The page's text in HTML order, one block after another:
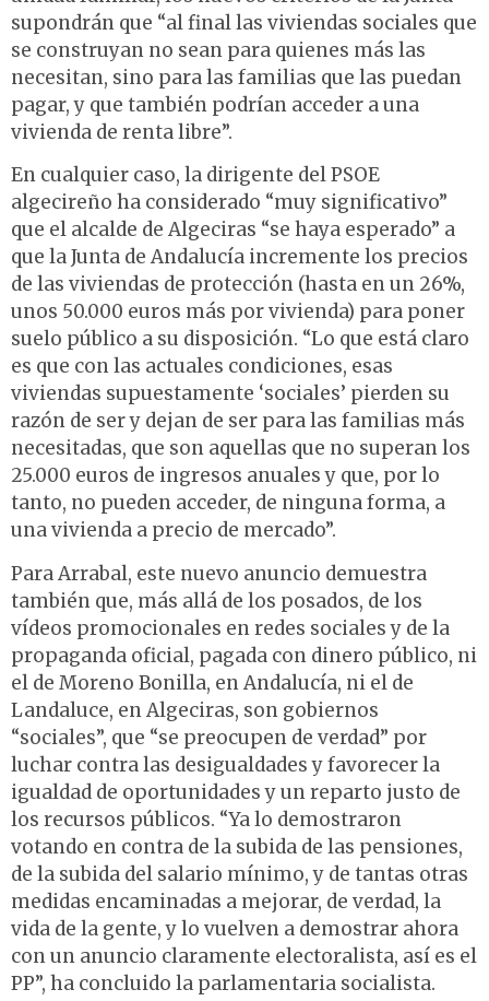
supondrán que “al final las viviendas sociales que
se construyan no sean para quienes más las
necesitan, sino para las familias que las puedan
pagar, y que también podrían acceder a una
vivienda de renta libre”.
En cualquier caso, la dirigente del PSOE
algecireño ha considerado “muy significativo”
que el alcalde de Algeciras “se haya esperado” a
que la Junta de Andalucía incremente los precios
de las viviendas de protección (hasta en un 26%,
unos 50.000 euros más por vivienda) para poner
suelo público a su disposición. “Lo que está claro
es que con las actuales condiciones, esas
viviendas supuestamente ‘sociales’ pierden su
razón de ser y dejan de ser para las familias más
necesitadas, que son aquellas que no superan los
25.000 euros de ingresos anuales y que, por lo
tanto, no pueden acceder, de ninguna forma, a
una vivienda a precio de mercado”.
Para Arrabal, este nuevo anuncio demuestra
también que, más allá de los posados, de los
vídeos promocionales en redes sociales y de la
propaganda oficial, pagada con dinero público, ni
el de Moreno Bonilla, en Andalucía, ni el de
Landaluce, en Algeciras, son gobiernos
“sociales”, que “se preocupen de verdad” por
luchar contra las desigualdades y favorecer la
igualdad de oportunidades y un reparto justo de
los recursos públicos. “Ya lo demostraron
votando en contra de la subida de las pensiones,
de la subida del salario mínimo, y de tantas otras
medidas encaminadas a mejorar, de verdad, la
vida de la gente, y lo vuelven a demostrar ahora
con un anuncio claramente electoralista, así es el
PP”, ha concluido la parlamentaria socialista.